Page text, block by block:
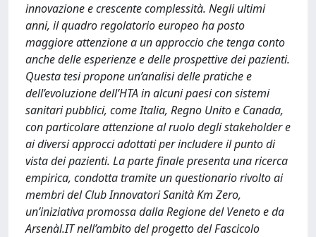
innovazione e crescente complessità. Negli ultimi
anni, il quadro regolatorio europeo ha posto
maggiore attenzione a un approccio che tenga conto
anche delle esperienze e delle prospettive dei pazienti.
Questa tesi propone un’analisi delle pratiche e
dell’evoluzione dell’HTA in alcuni paesi con sistemi
sanitari pubblici, come Italia, Regno Unito e Canada,
con particolare attenzione al ruolo degli stakeholder e
ai diversi approcci adottati per includere il punto di
vista dei pazienti. La parte finale presenta una ricerca
empirica, condotta tramite un questionario rivolto ai
membri del Club Innovatori Sanità Km Zero,
un’iniziativa promossa dalla Regione del Veneto e da
Arsenàl.IT nell’ambito del progetto del Fascicolo